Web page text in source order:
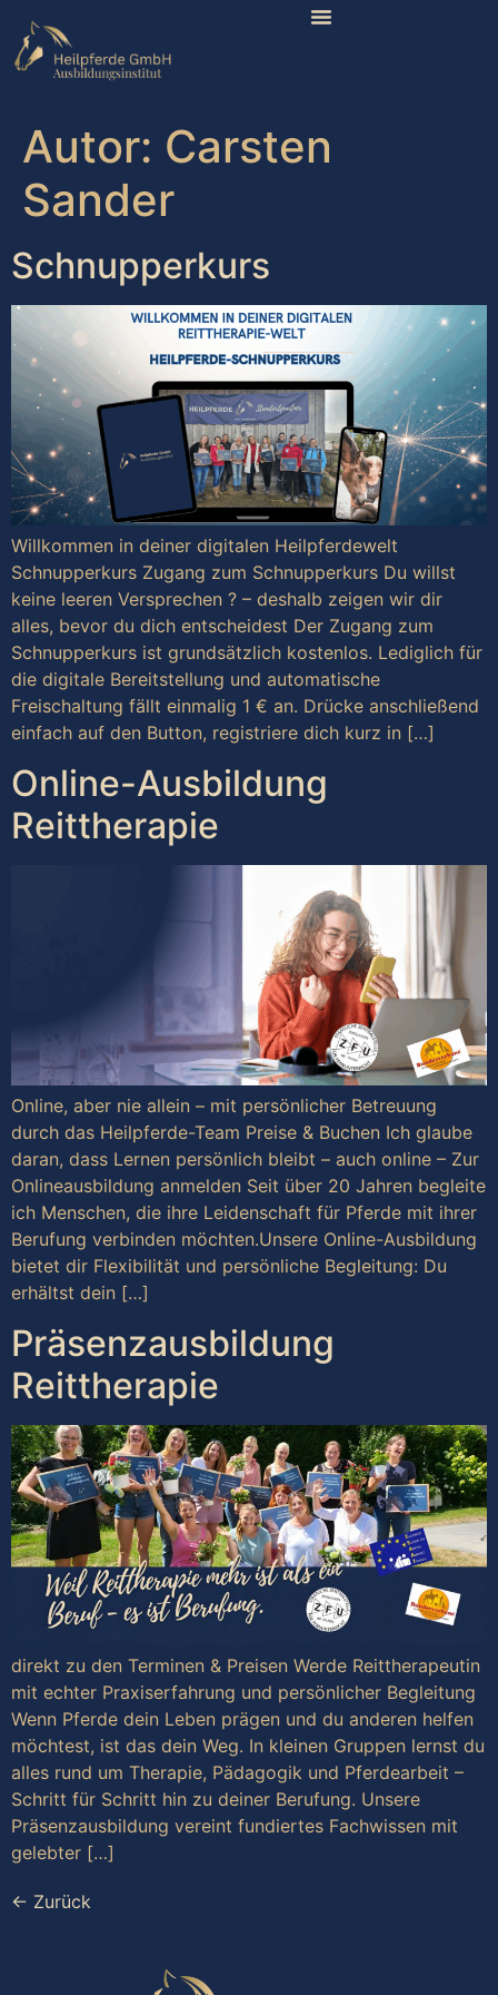
Autor: Carsten
Sander
Schnupperkurs
Willkommen in deiner digitalen Heilpferdewelt
Schnupperkurs Zugang zum Schnupperkurs Du willst
keine leeren Versprechen ? – deshalb zeigen wir dir
alles, bevor du dich entscheidest Der Zugang zum
Schnupperkurs ist grundsätzlich kostenlos. Lediglich für
die digitale Bereitstellung und automatische
Freischaltung fällt einmalig 1 € an. Drücke anschließend
einfach auf den Button, registriere dich kurz in […]
Online-Ausbildung
Reittherapie
Online, aber nie allein – mit persönlicher Betreuung
durch das Heilpferde-Team Preise & Buchen Ich glaube
daran, dass Lernen persönlich bleibt – auch online – Zur
Onlineausbildung anmelden Seit über 20 Jahren begleite
ich Menschen, die ihre Leidenschaft für Pferde mit ihrer
Berufung verbinden möchten.Unsere Online-Ausbildung
bietet dir Flexibilität und persönliche Begleitung: Du
erhältst dein […]
Präsenzausbildung
Reittherapie
direkt zu den Terminen & Preisen Werde Reittherapeutin
mit echter Praxiserfahrung und persönlicher Begleitung
Wenn Pferde dein Leben prägen und du anderen helfen
möchtest, ist das dein Weg. In kleinen Gruppen lernst du
alles rund um Therapie, Pädagogik und Pferdearbeit –
Schritt für Schritt hin zu deiner Berufung. Unsere
Präsenzausbildung vereint fundiertes Fachwissen mit
gelebter […]
← Zurück